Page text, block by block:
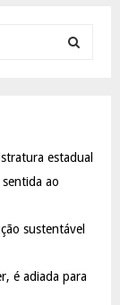
A
C
estadual
ao
sustentável
é adiada para